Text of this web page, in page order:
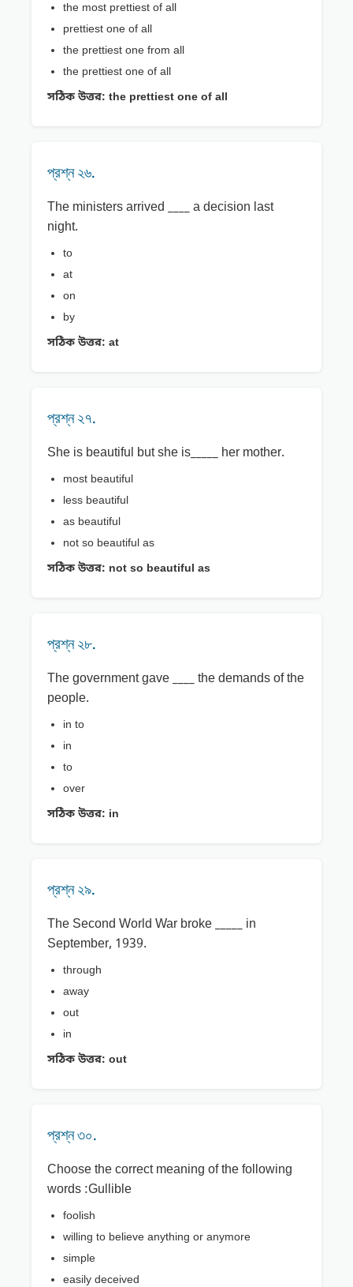
the most prettiest of all
prettiest one of all
the prettiest one from all
the prettiest one of all
সঠিক উত্তর: the prettiest one of all
প্রশ্ন ২৬.
The ministers arrived ____ a decision last
night.
to
at
on
by
সঠিক উত্তর: at
প্রশ্ন ২৭.
She is beautiful but she is_____ her mother.
most beautiful
less beautiful
as beautiful
not so beautiful as
সঠিক উত্তর: not so beautiful as
প্রশ্ন ২৮.
The government gave ____ the demands of the
people.
in to
in
to
over
সঠিক উত্তর: in
প্রশ্ন ২৯.
The Second World War broke _____ in
September, 1939.
through
away
out
in
সঠিক উত্তর: out
প্রশ্ন ৩০.
Choose the correct meaning of the following
words :Gullible
foolish
willing to believe anything or anymore
simple
easily deceived